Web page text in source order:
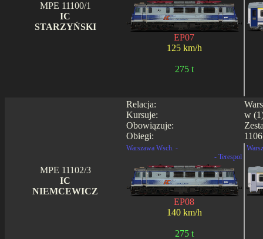
MPE 11100/1
IC
STARZYŃSKI
EP07
125 km/h
275 t
Relacja:
Kursuje:
Obowiązuje:
Obiegi:
w
MPE 11102/3
IC
NIEMCEWICZ
Warszawa Wsch. -
- Terespol
EP08
140 km/h
275 t